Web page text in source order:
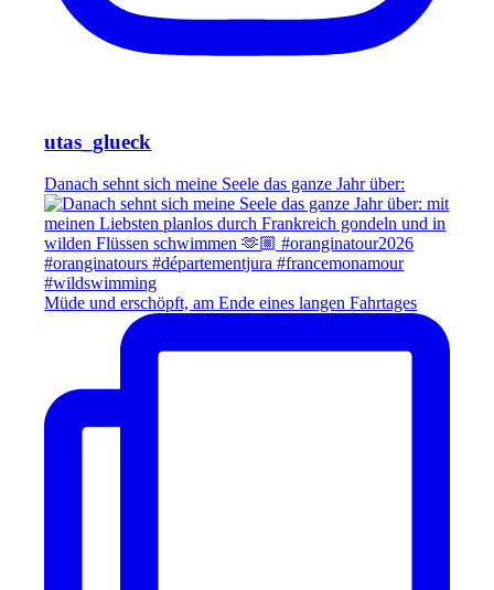
utas_glueck
Danach sehnt sich meine Seele das ganze Jahr über:
Müde und erschöpft, am Ende eines langen Fahrtages